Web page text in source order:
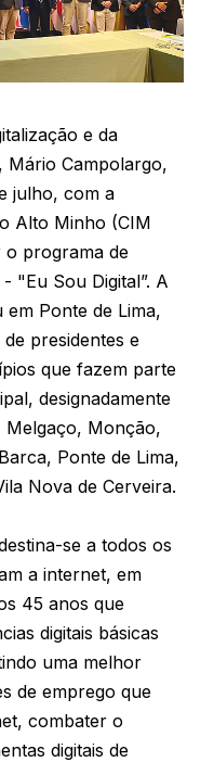
e da
Mário Campolargo,
julho, com a
Alto Minho (CIM
programa de
"Eu Sou Digital”. A
Ponte de Lima,
presidentes e
que fazem parte
designadamente
Melgaço, Monção,
Ponte de Lima,
Nova de Cerveira.
se a todos os
a internet, em
45 anos que
digitais básicas
uma melhor
de emprego que
combater o
digitais de